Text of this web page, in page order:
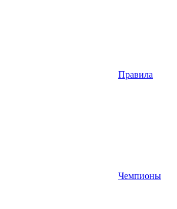
Правила
Чемпионы